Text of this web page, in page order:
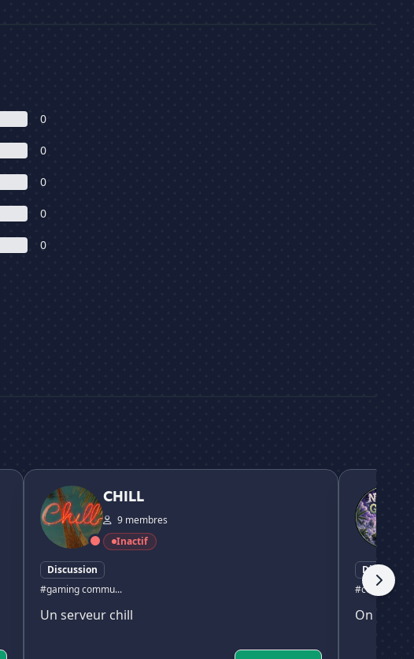
0
0
0
0
0
CHILL
CHILL
9 membres
Inactif
Discussion
#gaming commu...
Un serveur chill
💨 Nuages
Discussion
On et